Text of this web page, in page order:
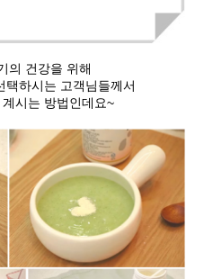
의 건강을 위해
택하시는 고객님들께서
시는 방법인데요~